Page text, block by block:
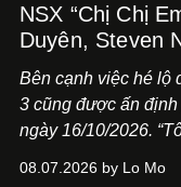
NSX “Chị Chị
Duyên, Steven
Bên cạnh việc hé lộ
3 cũng được ấn
ngày 16/10/2026.
Việt Nam”, NSX Will
08.07.2026 by Lo Mo